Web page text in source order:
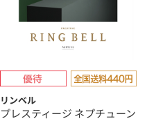
リンベル
プレスティージ ネプチューン